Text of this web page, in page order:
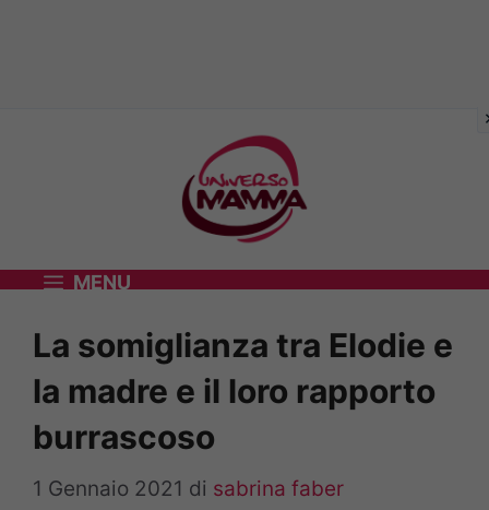
MENU
La somiglianza tra Elodie e
la madre e il loro rapporto
burrascoso
1 Gennaio 2021 di sabrina faber